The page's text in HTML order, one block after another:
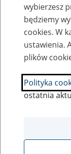
Nazwa zakładu
SZUKAJ
Ukryj
wybierzesz
będziemy
cookies. W
ustawienia.
plików
Polityka
ostatnia